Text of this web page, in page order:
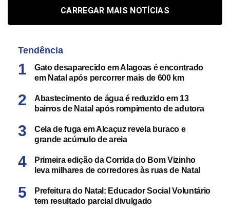
CARREGAR MAIS NOTÍCIAS
Tendência
Gato desaparecido em Alagoas é encontrado
em Natal após percorrer mais de 600 km
Abastecimento de água é reduzido em 13
bairros de Natal após rompimento de adutora
Cela de fuga em Alcaçuz revela buraco e
grande acúmulo de areia
Primeira edição da Corrida do Bom Vizinho
leva milhares de corredores às ruas de Natal
Prefeitura do Natal: Educador Social Voluntário
tem resultado parcial divulgado